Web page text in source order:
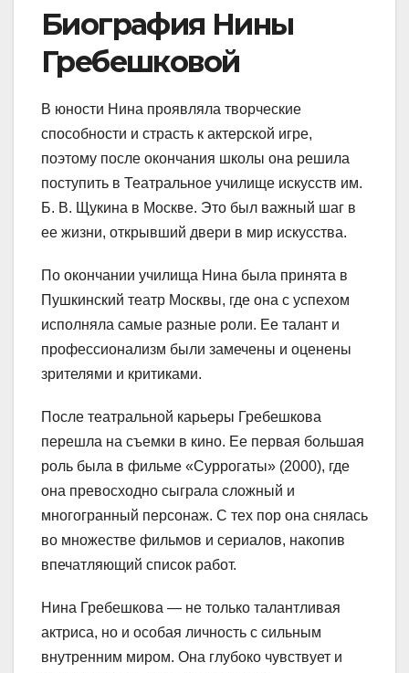
Биография Нины
Гребешковой
В юности Нина проявляла творческие
способности и страсть к актерской игре,
поэтому после окончания школы она решила
поступить в Театральное училище искусств им.
Б. В. Щукина в Москве. Это был важный шаг в
ее жизни, открывший двери в мир искусства.
По окончании училища Нина была принята в
Пушкинский театр Москвы, где она с успехом
исполняла самые разные роли. Ее талант и
профессионализм были замечены и оценены
зрителями и критиками.
После театральной карьеры Гребешкова
перешла на съемки в кино. Ее первая большая
роль была в фильме «Суррогаты» (2000), где
она превосходно сыграла сложный и
многогранный персонаж. С тех пор она снялась
во множестве фильмов и сериалов, накопив
впечатляющий список работ.
Нина Гребешкова — не только талантливая
актриса, но и особая личность с сильным
внутренним миром. Она глубоко чувствует и